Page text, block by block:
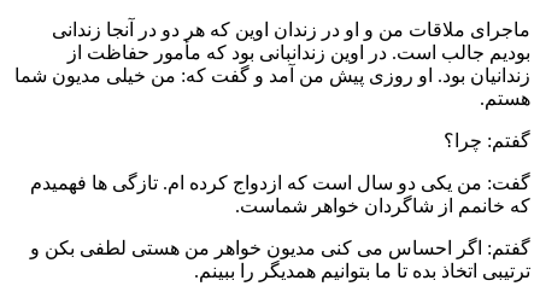
ماجرای ملاقات من و او در زندان اوین که هر دو در آنجا زندانی
بودیم جالب است. در اوین زندانبانی بود که مأمور حفاظت از
زندانیان بود. او روزی پیش من آمد و گفت که: من خیلی مدیون شما
هستم.
گفتم: چرا؟
گفت: من یکی دو سال است که ازدواج کرده ام. تازگی ها فهمیدم
که خانمم از شاگردان خواهر شماست.
گفتم: اگر احساس می کنی مدیون خواهر من هستی لطفی بکن و
ترتیبی اتخاذ بده تا ما بتوانیم همدیگر را ببینم.